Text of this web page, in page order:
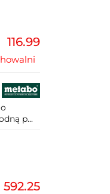
116.99
p...
592.25